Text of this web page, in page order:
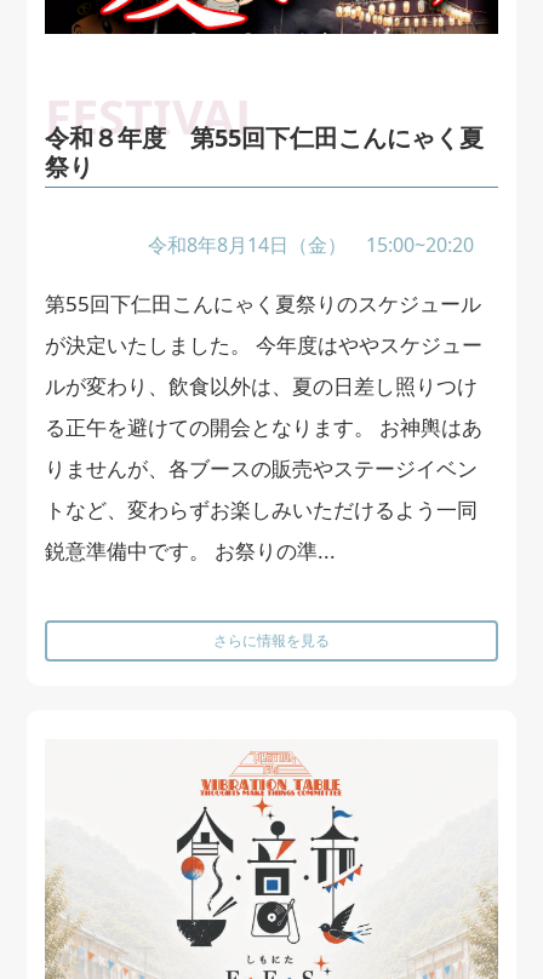
令和８年度 第55回下仁田こんにゃく夏
祭り
令和8年8月14日（金） 15:00~20:20
第55回下仁田こんにゃく夏祭りのスケジュール
が決定いたしました。 今年度はややスケジュー
ルが変わり、飲食以外は、夏の日差し照りつけ
る正午を避けての開会となります。 お神輿はあ
りませんが、各ブースの販売やステージイベン
トなど、変わらずお楽しみいただけるよう一同
鋭意準備中です。 お祭りの準...
さらに情報を見る